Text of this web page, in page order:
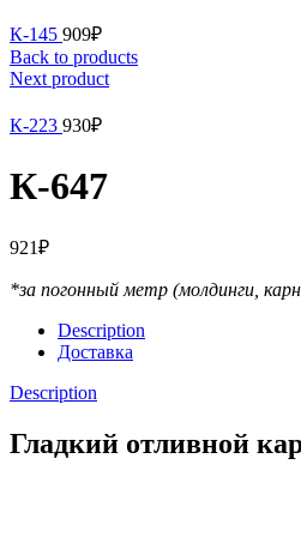
К-145 909₽
Back to products
Next product
К-223 930₽
К-647
921₽
*за погонный метр (молдинги,
Description
Доставка
Description
Гладкий отливной